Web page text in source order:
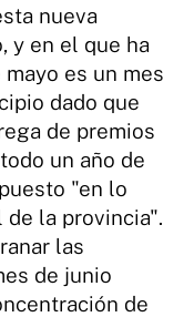
nueva
y en el que ha
es un mes
dado que
de premios
un año de
"en lo
de la provincia".
las
de junio
de